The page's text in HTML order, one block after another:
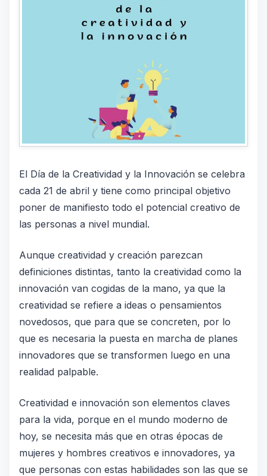
El Día de la Creatividad y la Innovación se celebra
cada 21 de abril y tiene como principal objetivo
poner de manifiesto todo el potencial creativo de
las personas a nivel mundial.
️Aunque creatividad y creación parezcan
definiciones distintas, tanto la creatividad como la
innovación van cogidas de la mano, ya que la
creatividad se refiere a ideas o pensamientos
novedosos, que para que se concreten, por lo
que es necesaria la puesta en marcha de planes
innovadores que se transformen luego en una
realidad palpable.
️Creatividad e innovación son elementos claves
para la vida, porque en el mundo moderno de
hoy, se necesita más que en otras épocas de
mujeres y hombres creativos e innovadores, ya
que personas con estas habilidades son las que se